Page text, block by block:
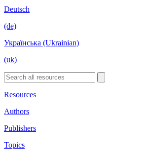
Deutsch
(de)
Українська (Ukrainian)
(uk)
Resources
Authors
Publishers
Topics